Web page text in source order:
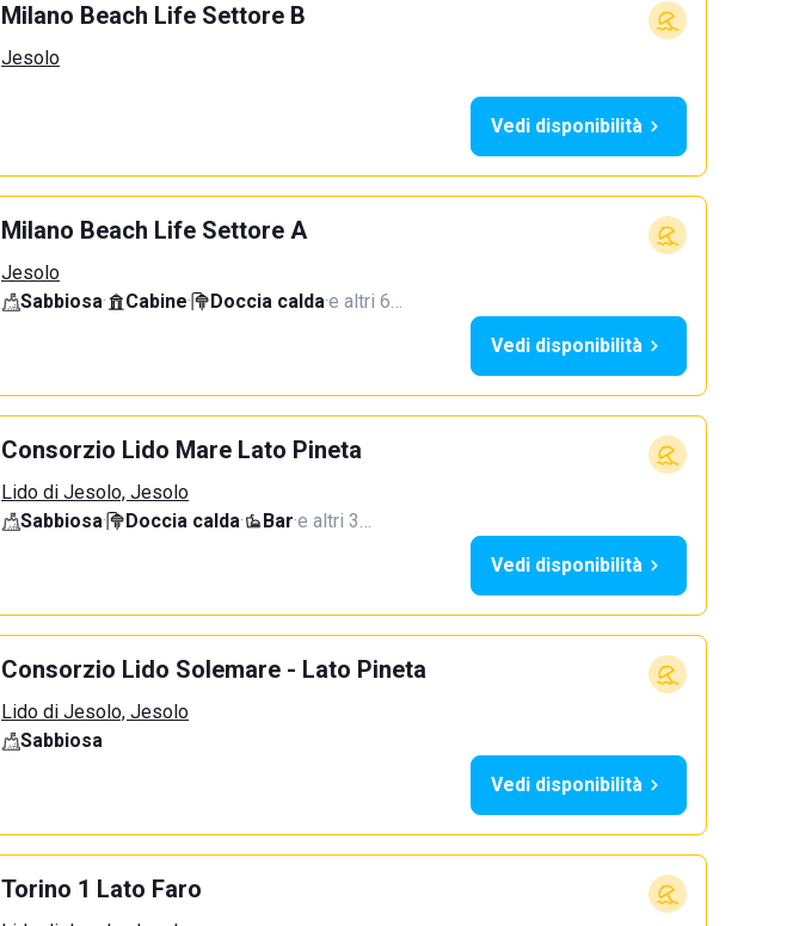
Milano Beach Life Settore B
Jesolo
Vedi disponibilità
Milano Beach Life Settore A
Jesolo
Sabbiosa· Cabine· Doccia calda·e altri 6…
Vedi disponibilità
Consorzio Lido Mare Lato Pineta
Lido di Jesolo, Jesolo
Sabbiosa· Doccia calda· Bar·e altri 3…
Vedi disponibilità
Consorzio Lido Solemare - Lato Pineta
Lido di Jesolo, Jesolo
Sabbiosa
Vedi disponibilità
Torino 1 Lato Faro